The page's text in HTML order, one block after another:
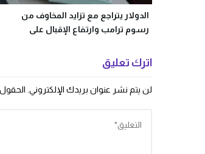
الدولار يتراجع مع تزايد المخاوف من
رسوم ترامب وارتفاع الإقبال على
اترك تعليق
لن يتم نشر عنوان بريدك الإلكتروني. الحقول